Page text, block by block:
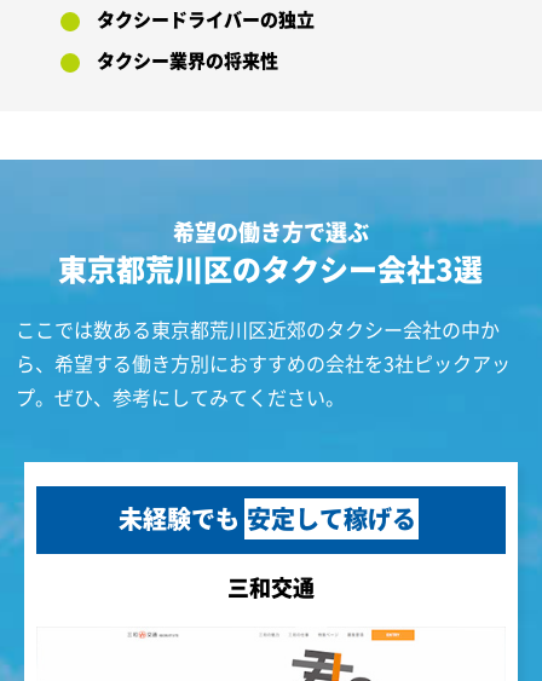
タクシードライバーの独立
タクシー業界の将来性
希望の働き方で選ぶ
東京都荒川区のタクシー会社3選
ここでは数ある東京都荒川区近郊のタクシー会社の中か
ら、希望する働き方別におすすめの会社を3社ピックアッ
プ。ぜひ、参考にしてみてください。
未経験でも 安定して稼げる
三和交通